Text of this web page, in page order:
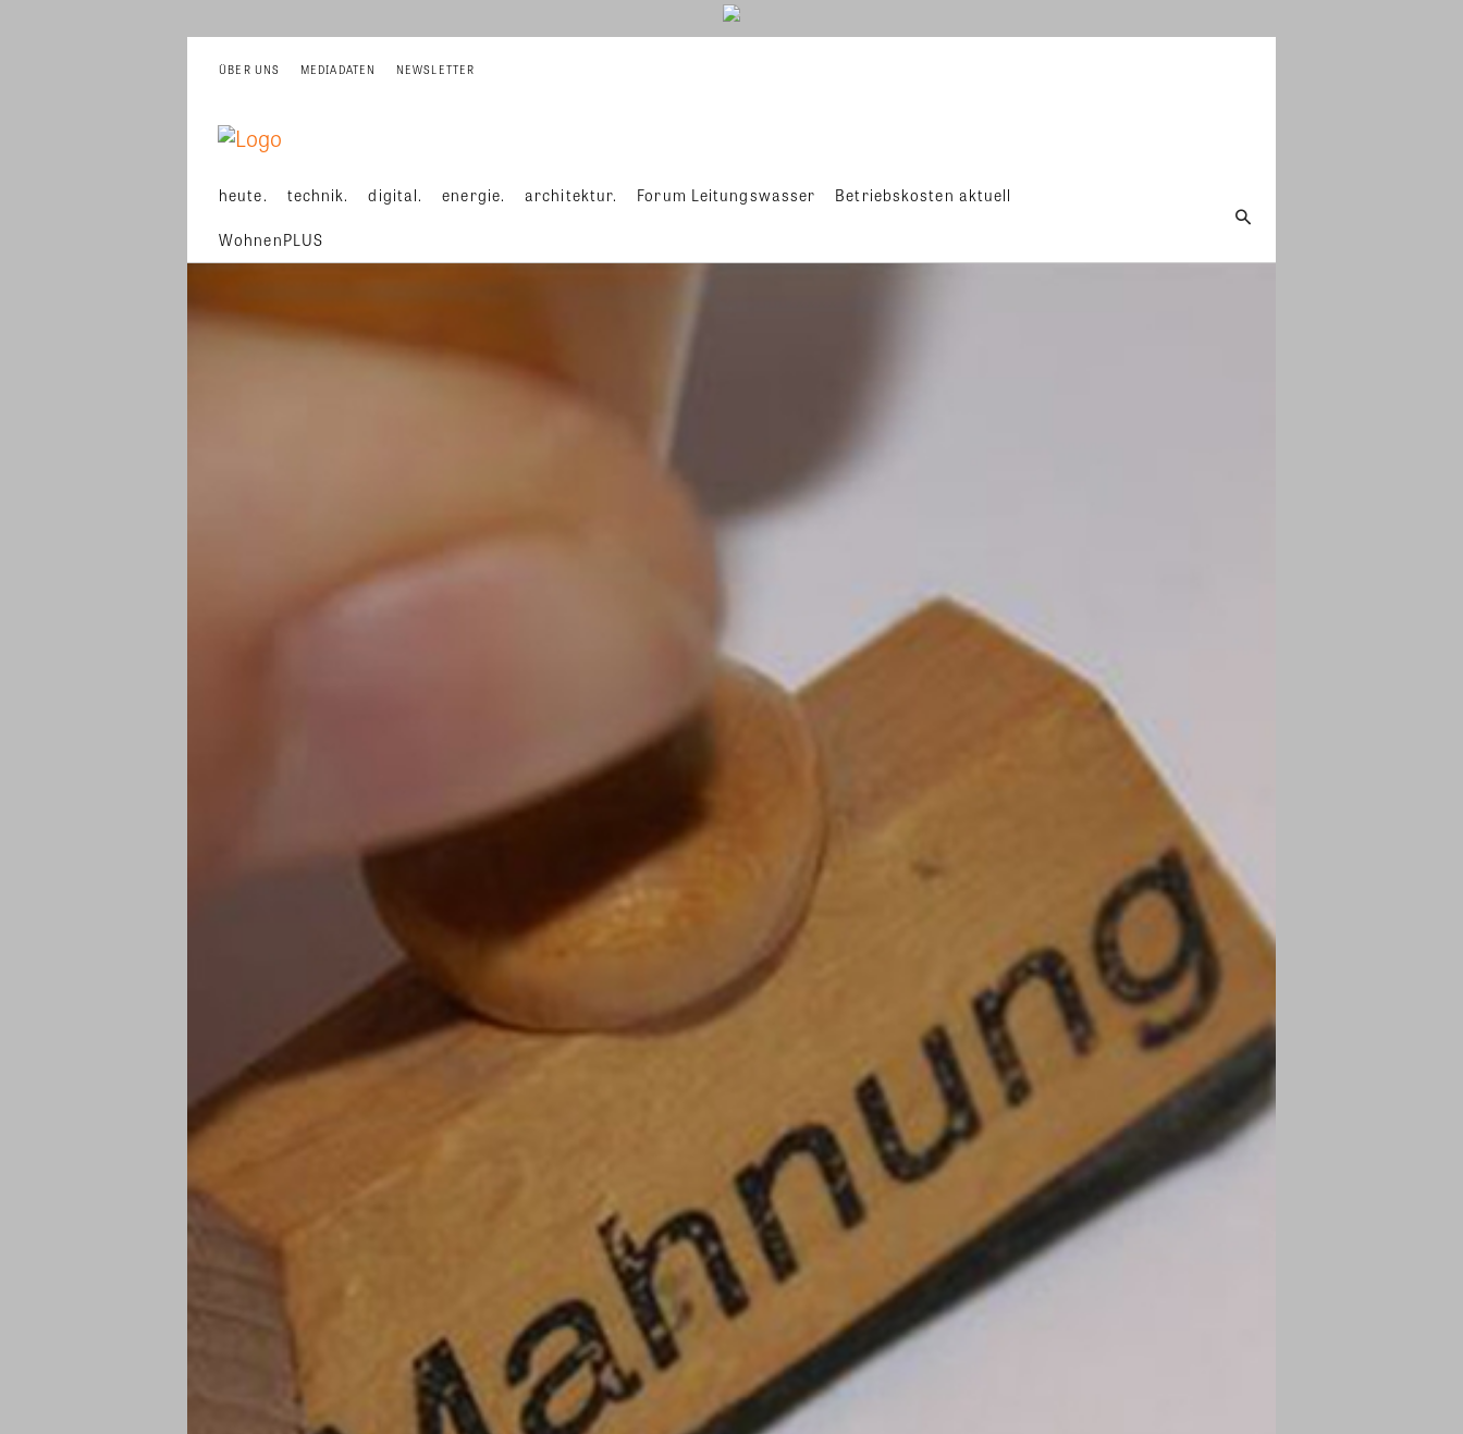
ÜBER UNS MEDIADATEN NEWSLETTER
heute. technik. digital. energie. architektur. Forum Leitungswasser Betriebskosten aktuell
WohnenPLUS